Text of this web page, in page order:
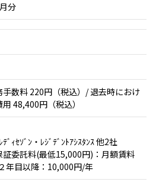
分
手数料 220円（税込）/ 退去時におけ
48,400円（税込）
ﾞｨｾｿﾞﾝ・ﾚｼﾞﾃﾞﾝﾄｱｼｽﾀﾝｽ 他2社
証委託料(最低15,000円)：月額賃料
年目以降：10,000円/年